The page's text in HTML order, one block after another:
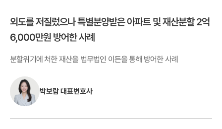
외도를 저질렀으나 특별분양받은 아파트 및 재산분할 2억
6,000만원 방어한 사례
분할위기에 처한 재산을 법무법인 이든을 통해 방어한 사례
박보람 대표변호사